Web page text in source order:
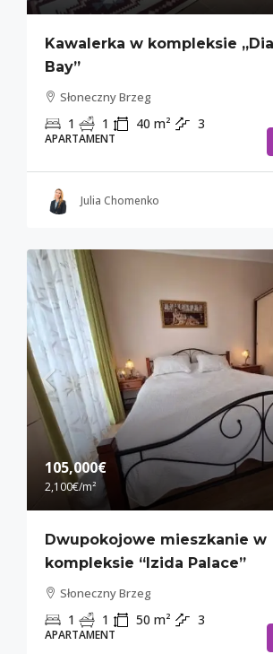
Kawalerka w kompleksie
Bay”
Słoneczny Brzeg
1 1 40 m² 3
APARTAMENT
Julia Chomenko
105,000€
2,100€/m²
Dwupokojowe mieszkanie w
kompleksie “Izida Palace”
Słoneczny Brzeg
1 1 50 m² 3
APARTAMENT